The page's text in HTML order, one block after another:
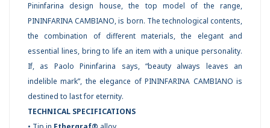
Pininfarina design house, the top model of the range,
PININFARINA CAMBIANO, is born. The technological contents,
the combination of different materials, the elegant and
essential lines, bring to life an item with a unique personality.
If, as Paolo Pininfarina says, “beauty always leaves an
indelible mark”, the elegance of PININFARINA CAMBIANO is
destined to last for eternity.
TECHNICAL SPECIFICATIONS